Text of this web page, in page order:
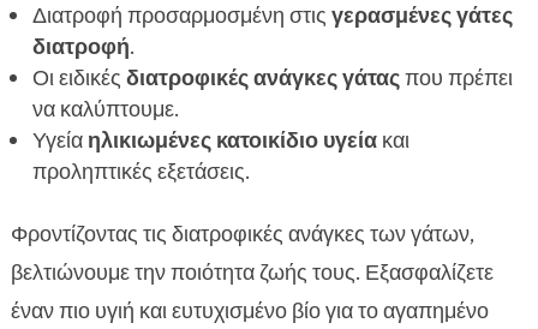
Διατροφή προσαρμοσμένη στις γερασμένες γάτες
διατροφή.
Οι ειδικές διατροφικές ανάγκες γάταςπου πρέπει
να καλύπτουμε.
Υγεία ηλικιωμένες κατοικίδιο υγείακαι
προληπτικές εξετάσεις.
Φροντίζοντας τις διατροφικές ανάγκες των γάτων,
βελτιώνουμε την ποιότητα ζωής τους. Εξασφαλίζετε
έναν πιο υγιή και ευτυχισμένο βίο για το αγαπημένο